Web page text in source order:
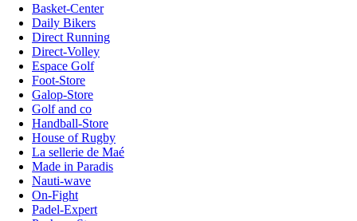
Basket-Center
Daily Bikers
Direct Running
Direct-Volley
Espace Golf
Foot-Store
Galop-Store
Golf and co
Handball-Store
House of Rugby
La sellerie de Maé
Made in Paradis
Nauti-wave
On-Fight
Padel-Expert